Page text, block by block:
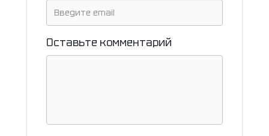
Оставьте комментарий